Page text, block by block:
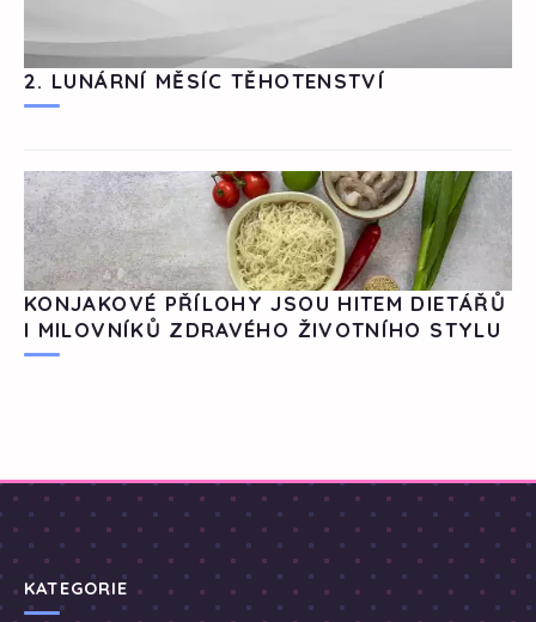
2. LUNÁRNÍ MĚSÍC TĚHOTENSTVÍ
KONJAKOVÉ PŘÍLOHY JSOU HITEM DIETÁŘŮ
I MILOVNÍKŮ ZDRAVÉHO ŽIVOTNÍHO STYLU
KATEGORIE